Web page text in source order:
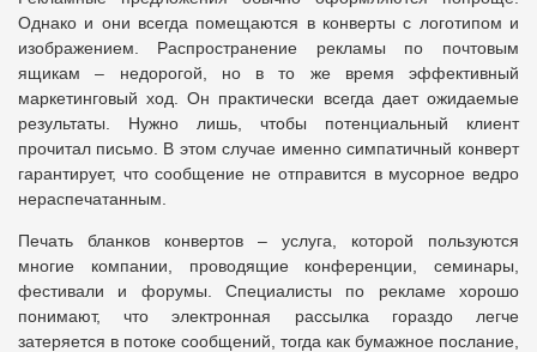
Однако и они всегда помещаются в конверты с логотипом и
изображением. Распространение рекламы по почтовым
ящикам – недорогой, но в то же время эффективный
маркетинговый ход. Он практически всегда дает ожидаемые
результаты. Нужно лишь, чтобы потенциальный клиент
прочитал письмо. В этом случае именно симпатичный конверт
гарантирует, что сообщение не отправится в мусорное ведро
нераспечатанным.
Печать бланков конвертов – услуга, которой пользуются
многие компании, проводящие конференции, семинары,
фестивали и форумы. Специалисты по рекламе хорошо
понимают, что электронная рассылка гораздо легче
затеряется в потоке сообщений, тогда как бумажное послание,